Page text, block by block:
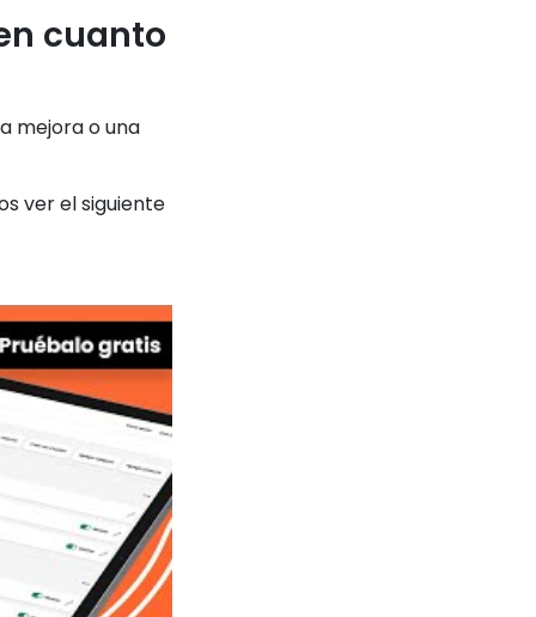
cuanto
mejora o una
ver el siguiente